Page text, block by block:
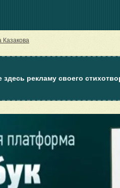
здесь рекламу своего